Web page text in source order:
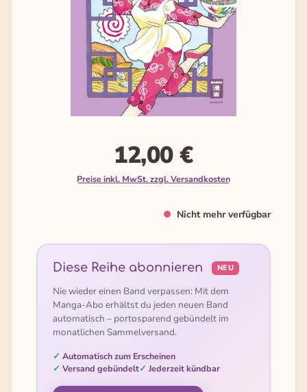
12,00 €
Preise inkl. MwSt. zzgl. Versandkosten
Nicht mehr verfügbar
Diese Reihe abonnieren NEU
Nie wieder einen Band verpassen: Mit dem
Manga-Abo erhältst du jeden neuen Band
automatisch – portosparend gebündelt im
monatlichen Sammelversand.
Automatisch zum Erscheinen
Versand gebündelt
Jederzeit kündbar